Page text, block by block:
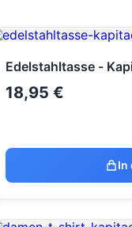
Edelstahltasse -
18,95€
In